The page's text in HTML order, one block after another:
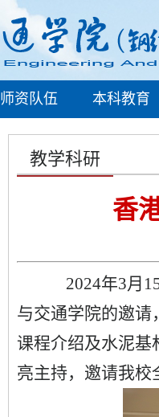
师资队伍 本科教育
教学科研
香
2024年3月 1
与交通学院的邀请
课程介绍及水泥基
亮主持，邀请我校